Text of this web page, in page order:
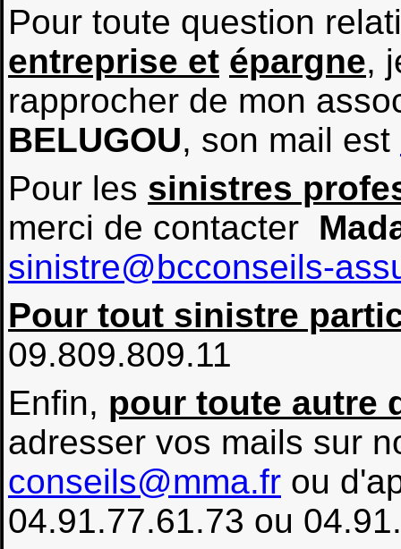
Pour toute question
entreprise et épargne,
rapprocher de mon
BELUGOU, son mail est
Pour les sinistres
merci de contacter
sinistre@bcconseils-
Pour tout sinistre
09.809.809.11
Enfin, pour toute autre
adresser vos mails sur
conseils@mma.fr ou
04.91.77.61.73 ou